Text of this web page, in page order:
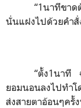
“1นาทีขาด
นั่นแฝงไปด้วยคำ
“ตั้ง1นาที
ยอมนอนลงไปทำโ
ส่งสายตาอ้อนๆครั้